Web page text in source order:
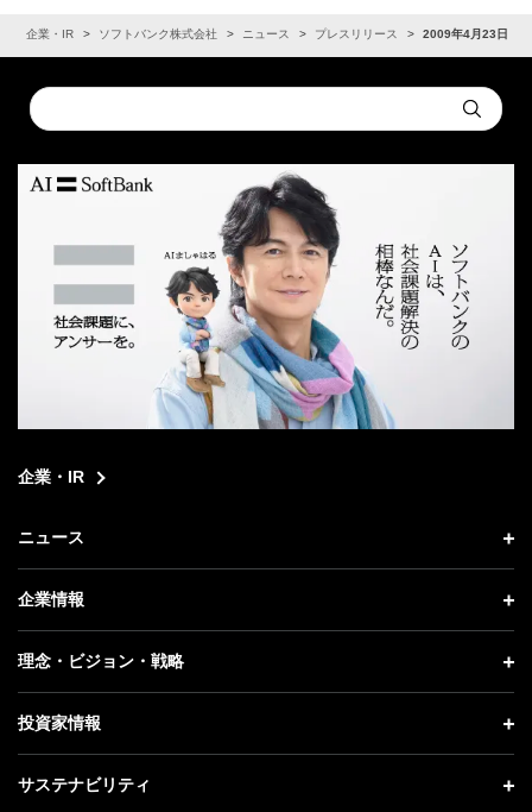
企業・IR ソフトバンク株式会社 ニュース プレスリリース 2009年4月23日
Conduct
a
Submit
企業・IR
ニュース
ニュース トップ
プレスリリース
更新情報
記者説明会
企業情報
企業情報 トップ
社長メッセージ
事業紹介
理念・ビジョン・戦略
理念・ビジョン・戦略 トップ
成長戦略「Activate AI for Society」
投資家情報
投資家情報 トップ
サステナビリティ